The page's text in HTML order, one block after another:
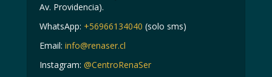
Av. Providencia).
WhatsApp: +56966134040 (solo sms)
Email: info@renaser.cl
Instagram: @CentroRenaSer